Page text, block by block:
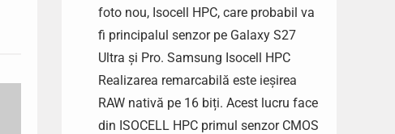
foto nou, Isocell HPC, care probabil va
fi principalul senzor pe Galaxy S27
Ultra și Pro. Samsung Isocell HPC
Realizarea remarcabilă este ieșirea
RAW nativă pe 16 biți. Acest lucru face
din ISOCELL HPC primul senzor CMOS